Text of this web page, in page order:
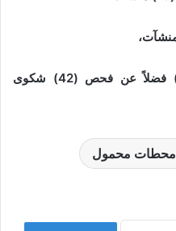
(4مستشفى -3مخازن -3مخابز ) فضلاً عن فحص (42) شكوى
محطات محمول